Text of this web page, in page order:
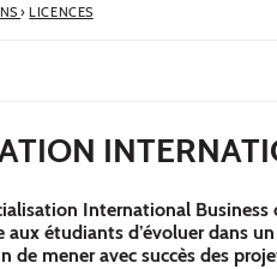
› LICENCES
International
étudiants d’évoluer dans
de mener avec succès des